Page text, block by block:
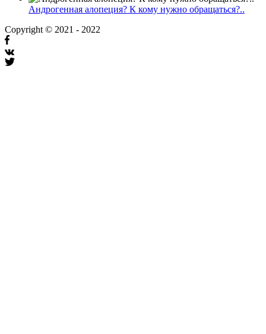
Андрогенная алопеция? К кому нужно обращаться?..
Copyright © 2021 - 2022